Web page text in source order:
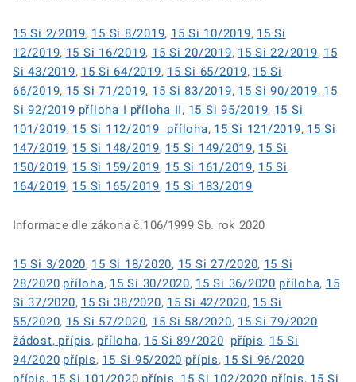
15 Si 2/2019, 15 Si 8/2019, 15 Si 10/2019, 15 Si
12/2019, 15 Si 16/2019, 15 Si 20/2019, 15 Si 22/2019, 15
Si 43/2019, 15 Si 64/2019, 15 Si 65/2019, 15 Si
66/2019, 15 Si 71/2019, 15 Si 83/2019, 15 Si 90/2019, 15
Si 92/2019 příloha I příloha II, 15 Si 95/2019, 15 Si
101/2019, 15 Si 112/2019 příloha, 15 Si 121/2019, 15 Si
147/2019, 15 Si 148/2019, 15 Si 149/2019, 15 Si
150/2019, 15 Si 159/2019, 15 Si 161/2019, 15 Si
164/2019, 15 Si 165/2019, 15 Si 183/2019
Informace dle zákona č.106/1999 Sb. rok 2020
15 Si 3/2020, 15 Si 18/2020, 15 Si 27/2020, 15 Si
28/2020 příloha, 15 Si 30/2020, 15 Si 36/2020 příloha, 15
Si 37/2020, 15 Si 38/2020, 15 Si 42/2020, 15 Si
55/2020, 15 Si 57/2020, 15 Si 58/2020, 15 Si 79/2020
žádost,přípis, příloha, 15 Si 89/2020 přípis, 15 Si
94/2020 přípis, 15 Si 95/2020 přípis, 15 Si 96/2020
přípis, 15 Si 101/2020 přípis, 15 Si 102/2020 přípis, 15 Si